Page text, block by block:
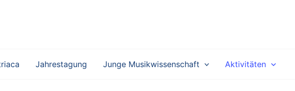
Jahrestagung Junge Musikwissenschaft Aktivitäten